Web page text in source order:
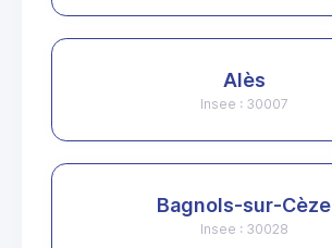
Alès
Insee : 30007
Bagnols-sur-Cèze
Insee : 30028